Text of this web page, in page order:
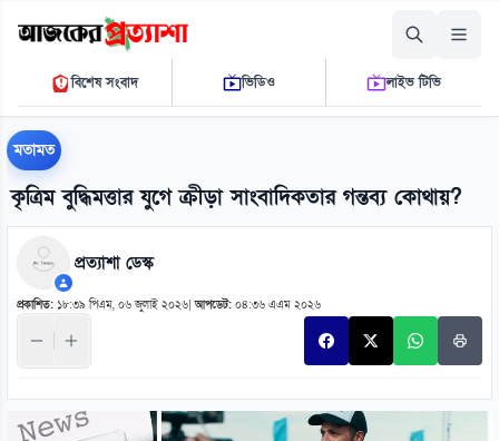
বৃহস্পতিবার, ০৬ আগস্ট ২০২৬
০৬:১৭:০৮ এ.এম.THE DAILY AJKER PROTTASHA
বিশেষ সংবাদ ভিডিও লাইভ টিভি
মতামত
কৃত্রিম বুদ্ধিমত্তার যুগে ক্রীড়া সাংবাদিকতার গন্তব্য কোথায়?
প্রত্যাশা ডেস্ক
প্রকাশিত: ১৮:৩৯ পিএম, ০৬ জুলাই ২০২৬ |আপডেট: ০৪:৩৬ এএম ২০২৬